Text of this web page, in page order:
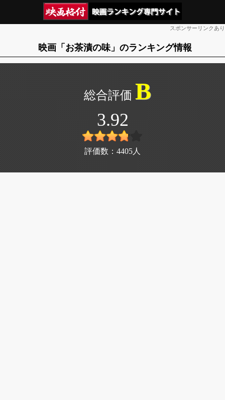
スポンサーリンクあり
映画「お茶漬の味」のランキング情報
B
3.92
評価数： 4405 人